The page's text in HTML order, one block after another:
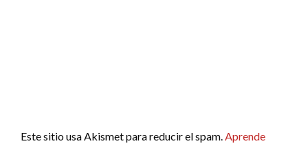
Este sitio usa Akismet para reducir el spam.Aprende